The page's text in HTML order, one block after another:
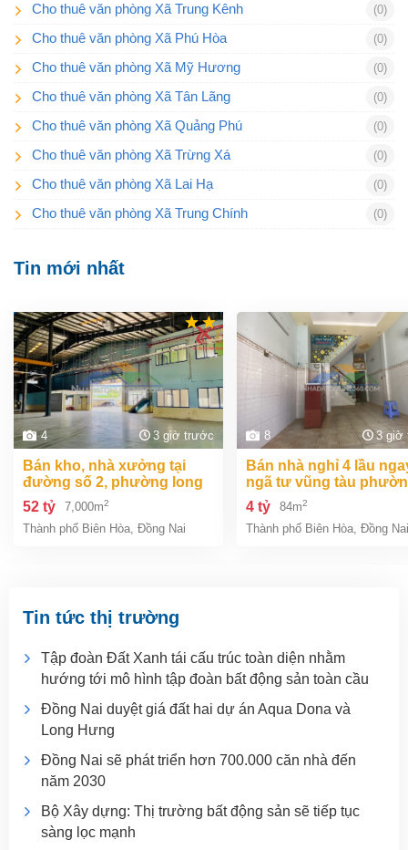
Cho thuê văn phòng Xã Trung Kênh (0)
Cho thuê văn phòng Xã Phú Hòa (0)
Cho thuê văn phòng Xã Mỹ Hương (0)
Cho thuê văn phòng Xã Tân Lãng (0)
Cho thuê văn phòng Xã Quảng Phú (0)
Cho thuê văn phòng Xã Trừng Xá (0)
Cho thuê văn phòng Xã Lai Hạ (0)
Cho thuê văn phòng Xã Trung Chính (0)
Tin mới nhất
4 3 giờ trước
bán kho, nhà xưởng tại
đường số 2, phường long
bình, thành phố biên hòa,
đồng nai giá 52 tỷ
52 tỷ 7,000m2
Thành phố Biên Hòa, Đồng Nai
8 3 giờ
bán nhà nghỉ 4 lầu ngay
ngã tư vũng tàu
an bình biên hòa đồng
giá chỉ 4 tỷ
4 tỷ 84m2
Thành phố Biên Hòa, Đồng Nai
Tin tức thị trường
Tập đoàn Đất Xanh tái cấu trúc toàn diện nhằm
hướng tới mô hình tập đoàn bất động sản toàn cầu
Đồng Nai duyệt giá đất hai dự án Aqua Dona và
Long Hưng
Đồng Nai sẽ phát triển hơn 700.000 căn nhà đến
năm 2030
Bộ Xây dựng: Thị trường bất động sản sẽ tiếp tục
sàng lọc mạnh